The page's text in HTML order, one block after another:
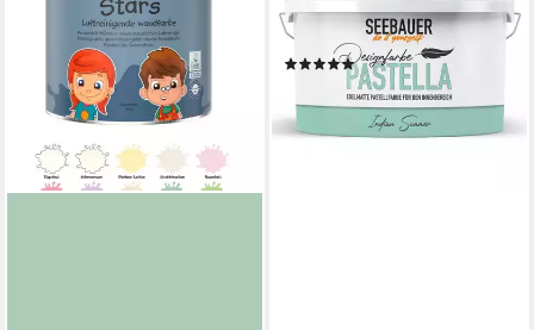
Pastellfarbe PASTELLA,
Umweltfreundlich
(3)
(16,00 €/ 1 l)
lieferbar - in 2-3 Werktagen bei dir